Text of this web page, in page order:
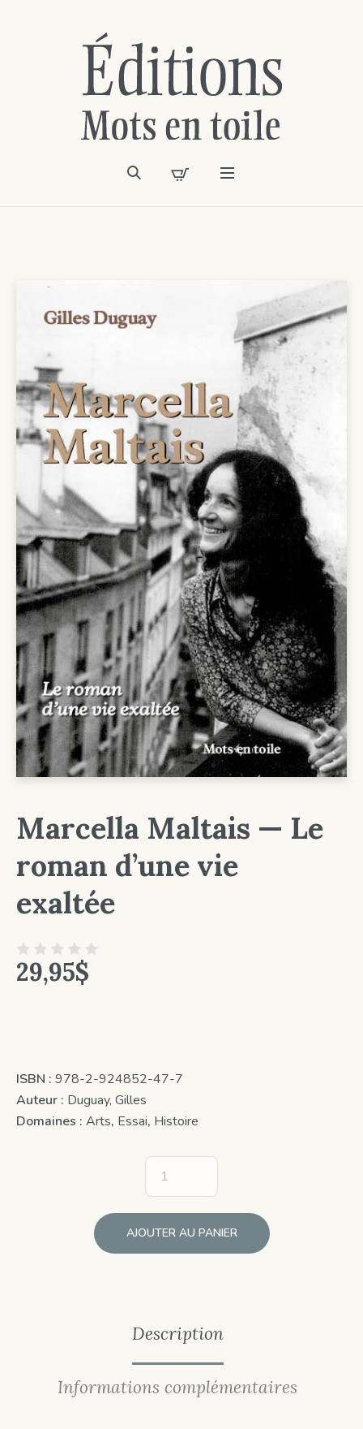
Marcella Maltais — Le
roman d’une vie
exaltée
29,95$
ISBN : 978-2-924852-47-7
Auteur : Duguay, Gilles
Domaines : Arts, Essai, Histoire
AJOUTER AU PANIER
Description
Informations complémentaires